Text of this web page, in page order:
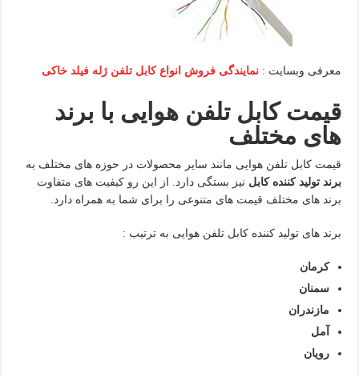
معرفی وبسایت :نمایندگی فروش انواع کابل تلفن ژله فیلد خاکی
قیمت کابل تلفن هوایی با برند
های مختلف
قیمت کابل تلفن هوایی مانند سایر محصولات در حوزه های مختلف به
برند تولید کننده کابل نیز بستگی دارد. از این رو کیفیت های متفاوت
برند های مختلف قیمت های متنوعی را برای شما به همراه دارد.
برند های تولید کننده کابل تلفن هوایی به ترتیب :
کرمان
سمنان
مازندران
آمل
رویان